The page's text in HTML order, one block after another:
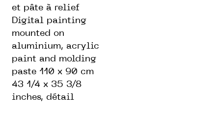
et pâte à relief
Digital painting
mounted on
aluminium, acrylic
paint and molding
paste 110 x 90 cm
43 1/4 x 35 3/8
inches, détail